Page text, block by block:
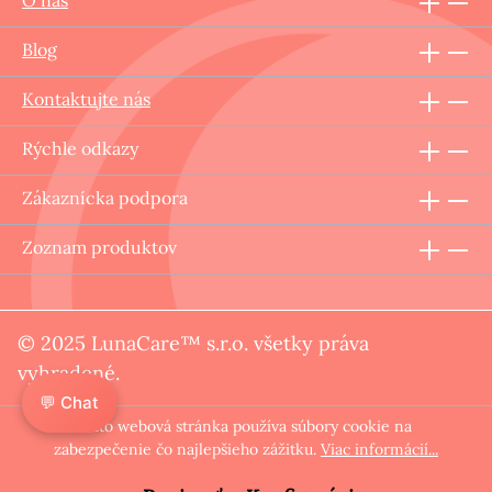
Blog
Kontaktujte nás
Rýchle odkazy
Zákaznícka podpora
Zoznam produktov
© 2025 LunaCare™ s.r.o. všetky práva
vyhradené.
Táto webová stránka používa súbory cookie na
zabezpečenie čo najlepšieho zážitku. Viac informácií...
💬 Chat